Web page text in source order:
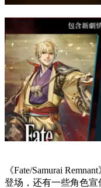
《Fate/Samurai
登场，还有一些角色宣